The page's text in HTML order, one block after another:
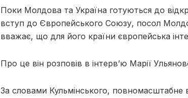
Поки Молдова та Україна готуються до
вступ до Європейського Союзу, посол
вважає, що для його країни європейська
Про це він розповів в інтерв’ю Марії
За словами Кульмінського, повномасштабне